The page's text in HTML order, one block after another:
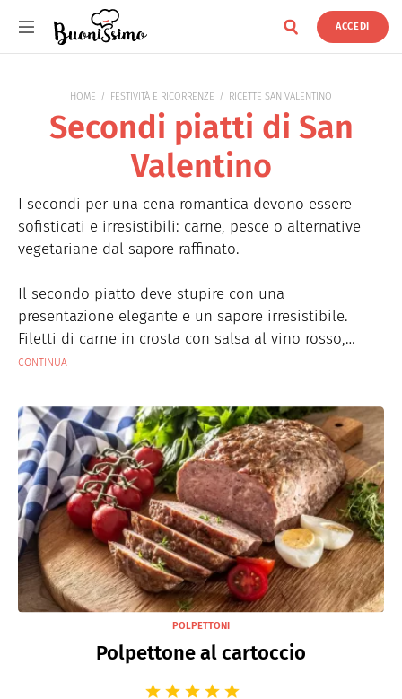
ACCEDI
HOME FESTIVITÀ E RICORRENZE RICETTE SAN VALENTINO
Secondi piatti di San
Valentino
I secondi per una cena romantica devono essere
sofisticati e irresistibili: carne, pesce o alternative
vegetariane dal sapore raffinato.
Il secondo piatto deve stupire con una
presentazione elegante e un sapore irresistibile.
Filetti di carne in crosta con salsa al vino rosso,
branzino al cartoccio con agrumi e finocchi, oppure
proposta vegetariana gourmet. Aggiungi un contorno
raffinato come purè di patate viola o insalata di
rucola e melograno per un contrasto perfetto.
CONTINUA
POLPETTONI
Polpettone al cartoccio